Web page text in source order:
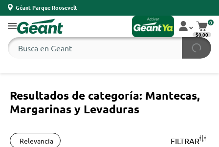
Géant Parque Roosevelt
0
$0,00
Resultados de categoría: Mantecas,
Margarinas y Levaduras
Relevancia FILTRAR